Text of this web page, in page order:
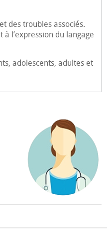
des troubles associés.
l’expression du langage
adolescents, adultes et